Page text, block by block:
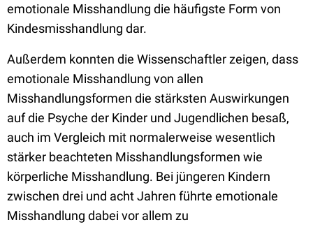
emotionale Misshandlung die häufigste Form von
Kindesmisshandlung dar.
Außerdem konnten die Wissenschaftler zeigen, dass
emotionale Misshandlung von allen
Misshandlungsformen die stärksten Auswirkungen
auf die Psyche der Kinder und Jugendlichen besaß,
auch im Vergleich mit normalerweise wesentlich
stärker beachteten Misshandlungsformen wie
körperliche Misshandlung. Bei jüngeren Kindern
zwischen drei und acht Jahren führte emotionale
Misshandlung dabei vor allem zu